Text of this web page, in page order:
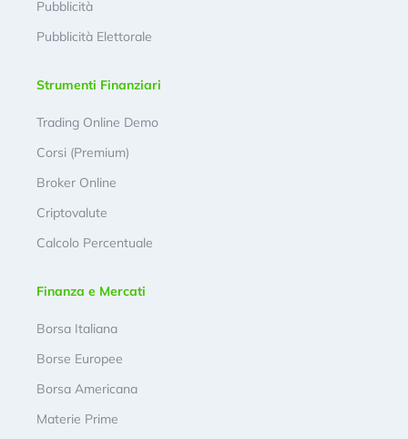
Pubblicità
Pubblicità Elettorale
Strumenti Finanziari
Trading Online Demo
Corsi (Premium)
Broker Online
Criptovalute
Calcolo Percentuale
Finanza e Mercati
Borsa Italiana
Borse Europee
Borsa Americana
Materie Prime